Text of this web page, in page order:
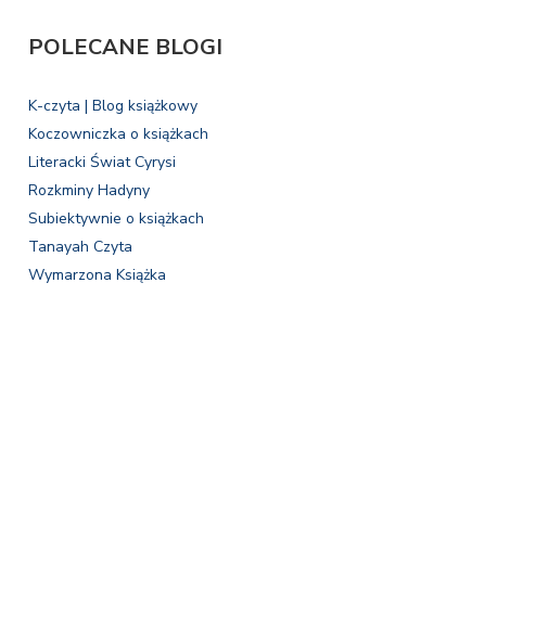
POLECANE BLOGI
K-czyta | Blog książkowy
Koczowniczka o książkach
Literacki Świat Cyrysi
Rozkminy Hadyny
Subiektywnie o książkach
Tanayah Czyta
Wymarzona Książka